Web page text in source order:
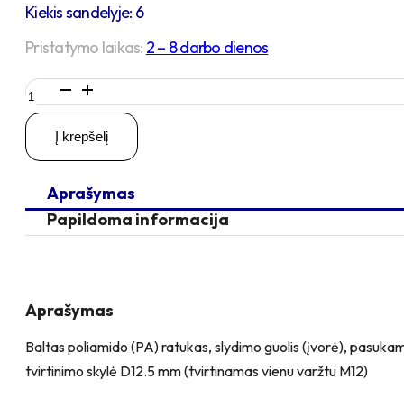
Kiekis sandelyje: 6
Pristatymo laikas: 2 – 8 darbo dienos
produkto
kiekis:
D200
H230
300KG
ratukas
su
stabdžiu,
M12
Į krepšelį
Aprašymas
Papildoma informacija
Aprašymas
Baltas poliamido (PA) ratukas, slydimo guolis (įvorė),
tvirtinimo skylė D12.5 mm (tvirtinamas vienu varžtu M12)